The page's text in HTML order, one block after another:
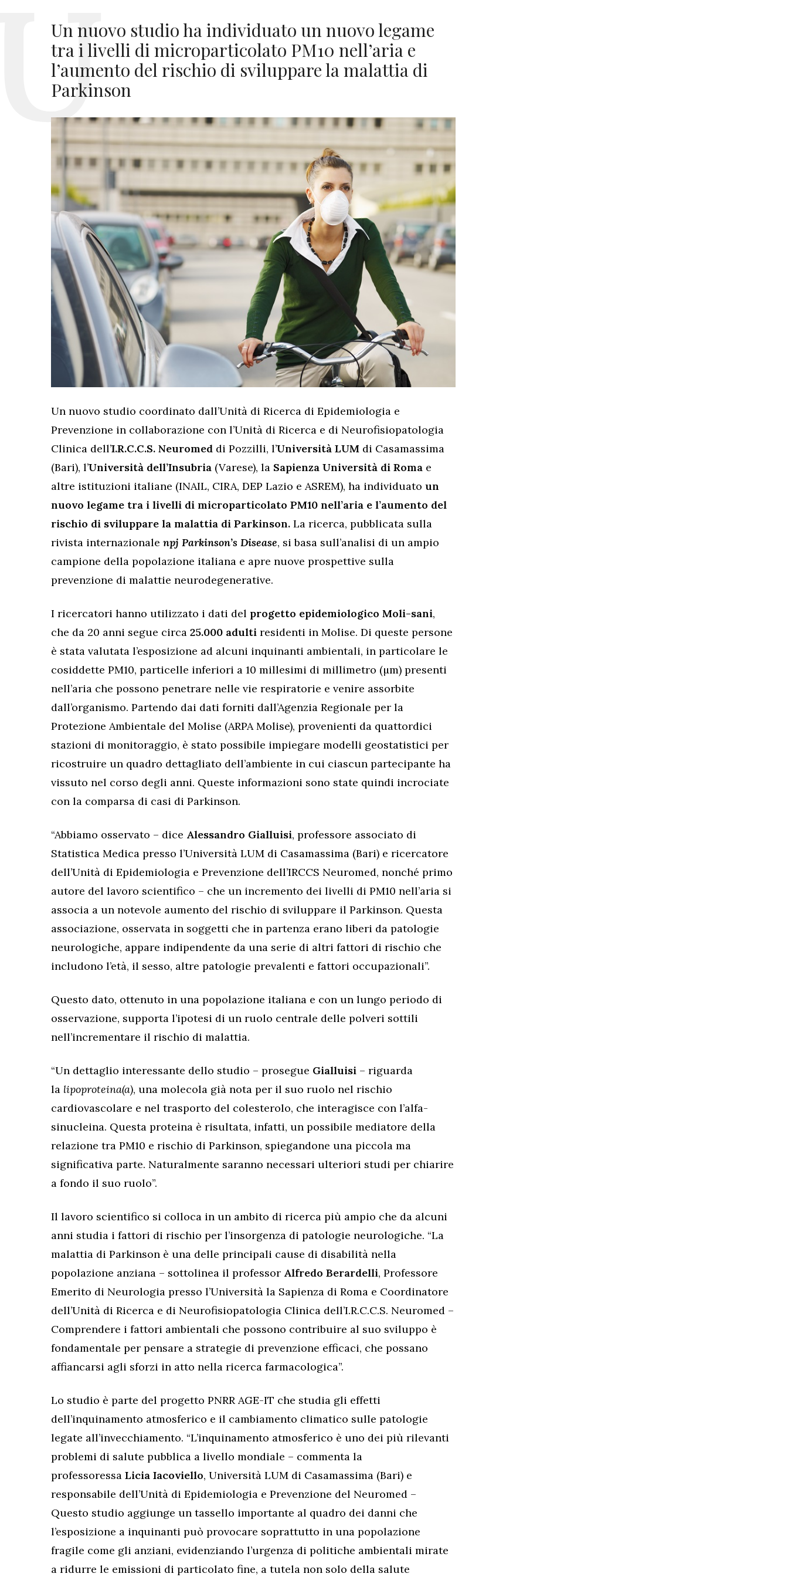
Un nuovo studio ha individuato un nuovo legame
tra i livelli di microparticolato PM10 nell’aria e
l’aumento del rischio di sviluppare la malattia di
Parkinson
Un nuovo studio coordinato dall’Unità di Ricerca di Epidemiologia e
Prevenzione in collaborazione con l’Unità di Ricerca e di Neurofisiopatologia
Clinica dell’I.R.C.C.S. Neuromed di Pozzilli, l’Università LUM di Casamassima
(Bari), l’Università dell’Insubria (Varese), la Sapienza Università di Roma e
altre istituzioni italiane (INAIL, CIRA, DEP Lazio e ASREM), ha individuato un
nuovo legame tra i livelli di microparticolato PM10 nell’aria e l’aumento del
rischio di sviluppare la malattia di Parkinson. La ricerca, pubblicata sulla
rivista internazionale npj Parkinson’s Disease, si basa sull’analisi di un ampio
campione della popolazione italiana e apre nuove prospettive sulla
prevenzione di malattie neurodegenerative.
I ricercatori hanno utilizzato i dati del progetto epidemiologico Moli-sani,
che da 20 anni segue circa 25.000 adulti residenti in Molise. Di queste persone
è stata valutata l’esposizione ad alcuni inquinanti ambientali, in particolare le
cosiddette PM10, particelle inferiori a 10 millesimi di millimetro (µm) presenti
nell’aria che possono penetrare nelle vie respiratorie e venire assorbite
dall’organismo. Partendo dai dati forniti dall’Agenzia Regionale per la
Protezione Ambientale del Molise (ARPA Molise), provenienti da quattordici
stazioni di monitoraggio, è stato possibile impiegare modelli geostatistici per
ricostruire un quadro dettagliato dell’ambiente in cui ciascun partecipante ha
vissuto nel corso degli anni. Queste informazioni sono state quindi incrociate
con la comparsa di casi di Parkinson.
“Abbiamo osservato – dice Alessandro Gialluisi, professore associato di
Statistica Medica presso l’Università LUM di Casamassima (Bari) e ricercatore
dell’Unità di Epidemiologia e Prevenzione dell’IRCCS Neuromed, nonché primo
autore del lavoro scientifico – che un incremento dei livelli di PM10 nell’aria si
associa a un notevole aumento del rischio di sviluppare il Parkinson. Questa
associazione, osservata in soggetti che in partenza erano liberi da patologie
neurologiche, appare indipendente da una serie di altri fattori di rischio che
includono l’età, il sesso, altre patologie prevalenti e fattori occupazionali”.
Questo dato, ottenuto in una popolazione italiana e con un lungo periodo di
osservazione, supporta l’ipotesi di un ruolo centrale delle polveri sottili
nell’incrementare il rischio di malattia.
“Un dettaglio interessante dello studio – prosegue Gialluisi – riguarda
la lipoproteina(a), una molecola già nota per il suo ruolo nel rischio
cardiovascolare e nel trasporto del colesterolo, che interagisce con l’alfa-
sinucleina. Questa proteina è risultata, infatti, un possibile mediatore della
relazione tra PM10 e rischio di Parkinson, spiegandone una piccola ma
significativa parte. Naturalmente saranno necessari ulteriori studi per chiarire
a fondo il suo ruolo”.
Il lavoro scientifico si colloca in un ambito di ricerca più ampio che da alcuni
anni studia i fattori di rischio per l’insorgenza di patologie neurologiche. “La
malattia di Parkinson è una delle principali cause di disabilità nella
popolazione anziana – sottolinea il professor Alfredo Berardelli, Professore
Emerito di Neurologia presso l’Università la Sapienza di Roma e Coordinatore
dell’Unità di Ricerca e di Neurofisiopatologia Clinica dell’I.R.C.C.S. Neuromed –
Comprendere i fattori ambientali che possono contribuire al suo sviluppo è
fondamentale per pensare a strategie di prevenzione efficaci, che possano
affiancarsi agli sforzi in atto nella ricerca farmacologica”.
Lo studio è parte del progetto PNRR AGE-IT che studia gli effetti
dell’inquinamento atmosferico e il cambiamento climatico sulle patologie
legate all’invecchiamento. “L’inquinamento atmosferico è uno dei più rilevanti
problemi di salute pubblica a livello mondiale – commenta la
professoressa Licia Iacoviello, Università LUM di Casamassima (Bari) e
responsabile dell’Unità di Epidemiologia e Prevenzione del Neuromed –
Questo studio aggiunge un tassello importante al quadro dei danni che
l’esposizione a inquinanti può provocare soprattutto in una popolazione
fragile come gli anziani, evidenziando l’urgenza di politiche ambientali mirate
a ridurre le emissioni di particolato fine, a tutela non solo della salute